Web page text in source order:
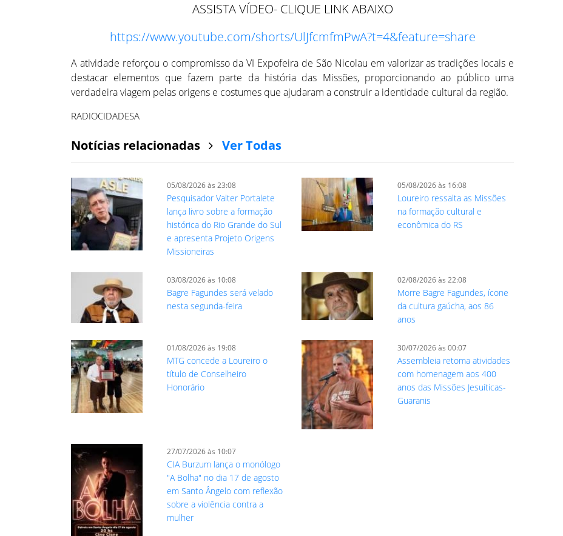
ASSISTA VÍDEO- CLIQUE LINK ABAIXO
https://www.youtube.com/shorts/UlJfcmfmPwA?t=4&feature=share
A atividade reforçou o compromisso da VI Expofeira de São Nicolau em valorizar as tradições locais e
destacar elementos que fazem parte da história das Missões, proporcionando ao público uma
verdadeira viagem pelas origens e costumes que ajudaram a construir a identidade cultural da região.
RADIOCIDADESA
Notícias relacionadas Ver Todas
05/08/2026 às 23:08
Pesquisador Valter Portalete
lança livro sobre a formação
histórica do Rio Grande do Sul
e apresenta Projeto Origens
Missioneiras
05/08/2026 às 16:08
Loureiro ressalta as Missões
na formação cultural e
econômica do RS
03/08/2026 às 10:08
Bagre Fagundes será velado
nesta segunda-feira
02/08/2026 às 22:08
Morre Bagre Fagundes, ícone
da cultura gaúcha, aos 86
anos
01/08/2026 às 19:08
MTG concede a Loureiro o
título de Conselheiro
Honorário
30/07/2026 às 00:07
Assembleia retoma atividades
com homenagem aos 400
anos das Missões Jesuíticas-
Guaranis
27/07/2026 às 10:07
CIA Burzum lança o monólogo
"A Bolha" no dia 17 de agosto
em Santo Ângelo com reflexão
sobre a violência contra a
mulher